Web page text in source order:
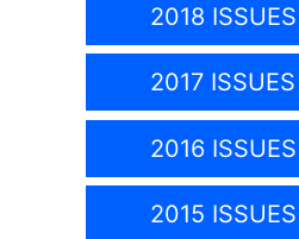
2018 ISSUES
2017 ISSUES
2016 ISSUES
2015 ISSUES